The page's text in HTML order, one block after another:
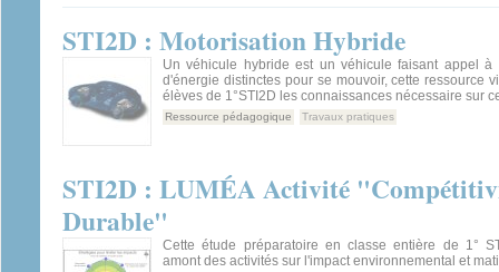
STI2D : Motorisation Hybride
Un véhicule hybride est un véhicule faisant appel à
d'énergie distinctes pour se mouvoir, cette ressource
élèves de 1°STI2D les connaissances nécessaire sur
Ressource pédagogique Travaux pratiques
STI2D : LUMÉA Activité
Durable"
Cette étude préparatoire en classe entière de 1°
amont des activités sur l'impact environnemental et